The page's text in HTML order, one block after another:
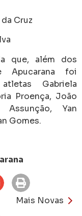
Cruz
que, além dos
Apucarana foi
Gabriela
Proença, João
Yan
Gomes.
Mais Novas